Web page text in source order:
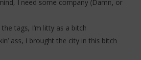
I need some company (Damn, or
tags, I’m litty as a bitch
ass, I brought the city in this bitch